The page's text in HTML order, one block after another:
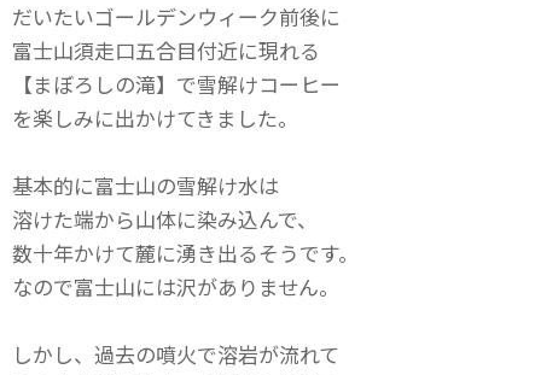
だいたいゴールデンウィーク前後に
富士山須走口五合目付近に現れる
【まぼろしの滝】で雪解けコーヒー
を楽しみに出かけてきました。
基本的に富士山の雪解け水は
溶けた端から山体に染み込んで、
数十年かけて麓に湧き出るそうです。
なので富士山には沢がありません。
しかし、過去の噴火で溶岩が流れて